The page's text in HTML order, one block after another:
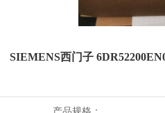
SIEMENS西门子